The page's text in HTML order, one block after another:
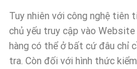
Tuy nhiên với công nghệ tiên
chủ yếu truy cập vào
hàng có thể ở bất cứ đâu chỉ
tra. Còn đối với hình thức